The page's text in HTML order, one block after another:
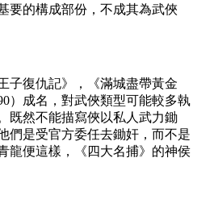
要的構成部份，不成其為武俠
子復仇記》，《滿城盡帶黃金
）成名，對武俠類型可能較多執
既然不能描寫俠以私人武力鋤
們是受官方委任去鋤奸，而不是
龍便這樣，《四大名捕》的神侯